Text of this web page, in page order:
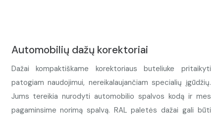
Automobilių dažų korektoriai
Dažai kompaktiškame korektoriaus buteliuke pritaikyti
patogiam naudojimui, nereikalaujančiam specialių įgūdžių.
Jums tereikia nurodyti automobilio spalvos kodą ir mes
pagaminsime norimą spalvą. RAL paletės dažai gali būti